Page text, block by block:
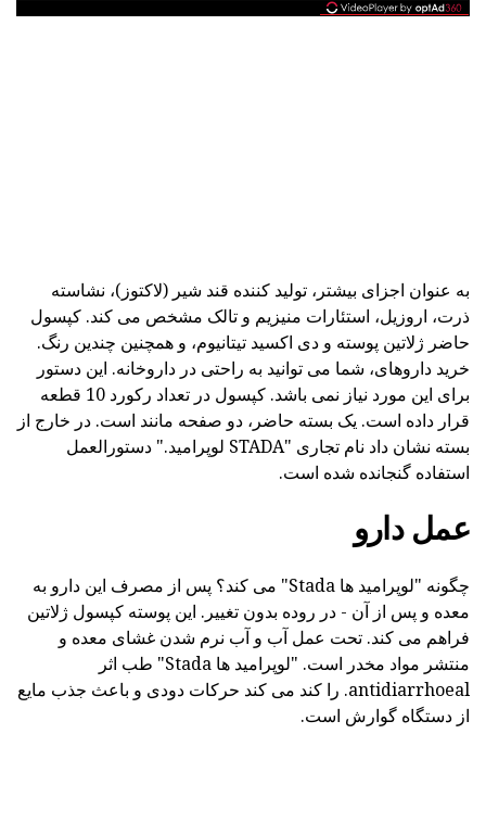
به عنوان اجزای بیشتر، تولید کننده قند شیر (لاکتوز)، نشاسته
ذرت، اروزیل، استئارات منیزیم و تالک مشخص می کند. کپسول
حاضر ژلاتین پوسته و دی اکسید تیتانیوم، و همچنین چندین رنگ.
خرید داروهای، شما می توانید به راحتی در داروخانه. این دستور
برای این مورد نیاز نمی باشد. کپسول در تعداد رکورد 10 قطعه
قرار داده است. یک بسته حاضر، دو صفحه مانند است. در خارج از
بسته نشان داد نام تجاری "STADA لوپرامید." دستورالعمل
استفاده گنجانده شده است.
عمل دارو
چگونه "لوپرامید ها Stada" می کند؟ پس از مصرف این دارو به
معده و پس از آن - در روده بدون تغییر. این پوسته کپسول ژلاتین
فراهم می کند. تحت عمل آب و آب نرم شدن غشای معده و
منتشر مواد مخدر است. "لوپرامید ها Stada" طب اثر
antidiarrhoeal. را کند می کند حرکات دودی و باعث جذب مایع
از دستگاه گوارش است.